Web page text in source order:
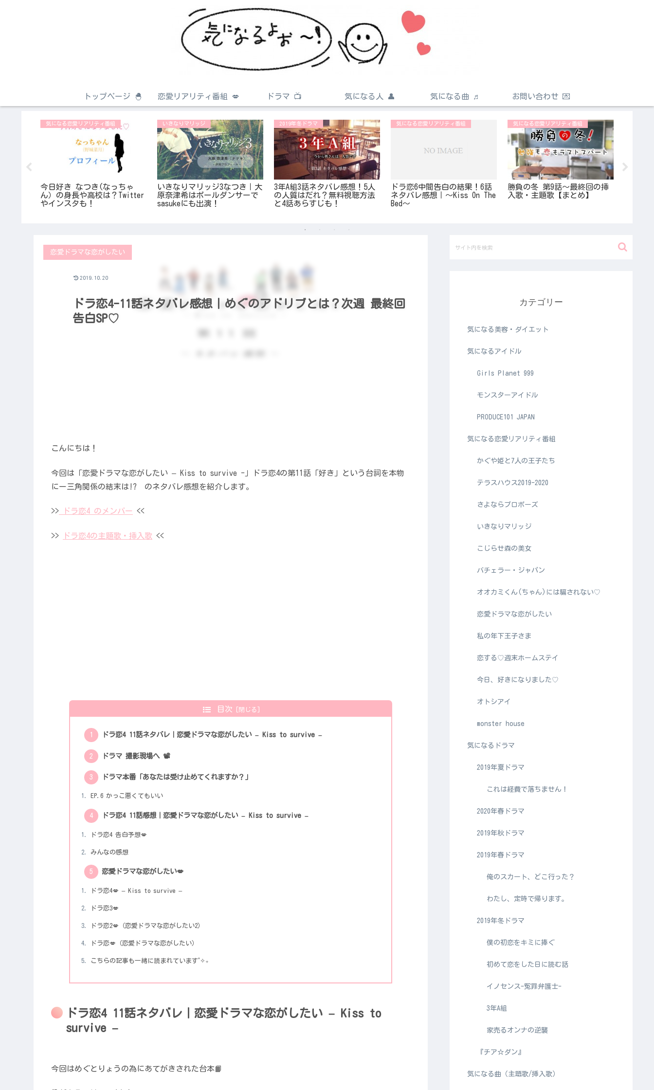
トップページ 🐣 恋愛リアリティ番組 💋 ドラマ 📺 気になる人 👤 気になる曲 ♬ お問い合わせ 💌
気になる恋愛リアリティ番組
今日好き なつき(なっちゃ
ん）の身長や高校は？Twitter
やインスタも！
いきなりマリッジ
いきなりマリッジ3なつき｜大
原奈津希はポールダンサーで
sasukeにも出演！
2019年冬ドラマ
3年A組3話ネタバレ感想！5人
の人質はだれ？無料視聴方法
と4話あらすじも！
気になる恋愛リアリティ番組
ドラ恋6中間告白の結果！6話
ネタバレ感想｜～Kiss On The
Bed〜
気になる恋愛リアリティ番組
勝負の冬 第9話〜最終回の挿
入歌・主題歌【まとめ】
ドラ恋4-11話ネタバレ感想｜めぐのアドリブとは？次週 最終回
告白SP♡
恋愛ドラマな恋がしたい
2019.10.20
こんにちは！
今回は「恋愛ドラマな恋がしたい – Kiss to survive -」ドラ恋4の第11話「好き」という台詞を本物
にー三角関係の結末は!? のネタバレ感想を紹介します。
>> ドラ恋4 のメンバー <<
>> ドラ恋4の主題歌・挿入歌 <<
目次
ドラ恋4 11話ネタバレ｜恋愛ドラマな恋がしたい – Kiss to survive –
ドラマ 撮影現場へ 📽
ドラマ本番「あなたは受け止めてくれますか？」
EP.6 かっこ悪くてもいい
ドラ恋4 11話感想｜恋愛ドラマな恋がしたい – Kiss to survive –
ドラ恋4 告白予想💋
みんなの感想
恋愛ドラマな恋がしたい💋
ドラ恋4💋 – Kiss to survive –
ドラ恋3💋
ドラ恋2💋（恋愛ドラマな恋がしたい2）
ドラ恋💋（恋愛ドラマな恋がしたい）
こちらの記事も一緒に読まれています˚✧₊
ドラ恋4 11話ネタバレ｜恋愛ドラマな恋がしたい – Kiss to
survive –
今回はめぐとりょうの為にあてがきされた台本📙
カテゴリー
気になる美容・ダイエット
気になるアイドル
Girls Planet 999
モンスターアイドル
PRODUCE101 JAPAN
気になる恋愛リアリティ番組
かぐや姫と7人の王子たち
テラスハウス2019-2020
さよならプロポーズ
いきなりマリッジ
こじらせ森の美女
バチェラー・ジャパン
オオカミくん(ちゃん)には騙されない♡
恋愛ドラマな恋がしたい
私の年下王子さま
恋する♡週末ホームステイ
今日、好きになりました♡
オトシアイ
monster house
気になるドラマ
2019年夏ドラマ
これは経費で落ちません！
2020年春ドラマ
2019年秋ドラマ
2019年春ドラマ
俺のスカート、どこ行った？
わたし、定時で帰ります。
2019年冬ドラマ
僕の初恋をキミに捧ぐ
初めて恋をした日に読む話
イノセンス-冤罪弁護士-
3年A組
家売るオンナの逆襲
『チア☆ダン』
気になる曲（主題歌/挿入歌）